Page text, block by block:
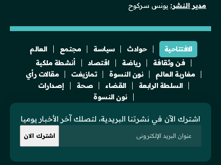
مدير النشر: يونس سركوح
الافتتاحية حوادث سياسة مجتمع
العالم
فن وثقافة
رياضة اقتصاد
أنشطة ملكية
مغاربة العالم
نون النسوة تمازيغت
مقالات رأي
السلطة الرابعة
القضاء صحة
إصدارات
نون النسوة
اشترك الآن في نشرتنا البريدية، لتصلك آخر الأخبار يوميا